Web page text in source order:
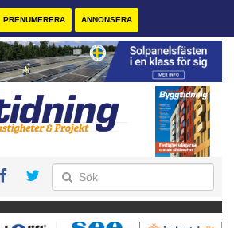
PRENUMERERA ANNONSERA